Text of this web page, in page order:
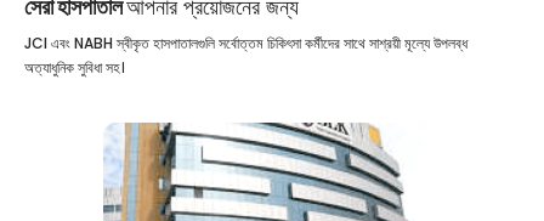
সেরা হাসপাতালআপনার প্রয়োজনের জন্য
JCI এবং NABH স্বীকৃত হাসপাতালগুলি সর্বোত্তম চিকিৎসা কর্মীদের সাথে সাশ্রয়ী মূল্যে উপলব্ধ
অত্যাধুনিক সুবিধা সহ।